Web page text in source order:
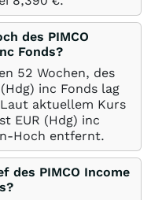
des PIMCO
Fonds?
52 Wochen, des
inc Fonds lag
aktuellem Kurs
EUR (Hdg) inc
Hoch entfernt.
des PIMCO Income